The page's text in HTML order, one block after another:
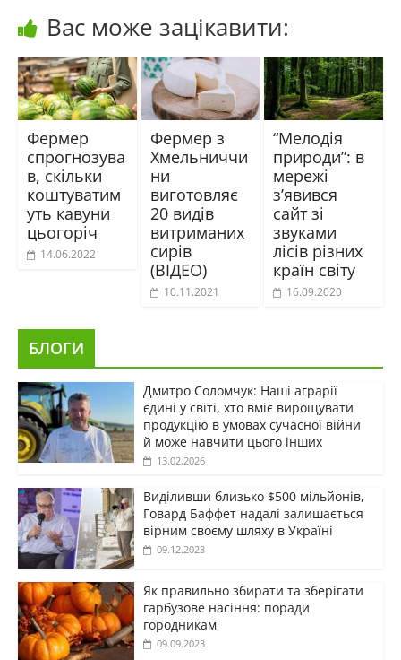
Вас може зацікавити:
Фермер
спрогнозува
в, скільки
коштуватим
уть кавуни
цьогоріч
14.06.2022
Фермер з
Хмельниччи
ни
виготовляє
20 видів
витриманих
сирів
(ВІДЕО)
10.11.2021
“Мелодія
природи”: в
мережі
з’явився
сайт зі
звуками
лісів різних
країн світу
16.09.2020
БЛОГИ
Дмитро Соломчук: Наші аграрії
єдині у світі, хто вміє вирощувати
продукцію в умовах сучасної війни
й може навчити цього інших
13.02.2026
Виділивши близько $500 мільйонів,
Говард Баффет надалі залишається
вірним своєму шляху в Україні
09.12.2023
Як правильно збирати та зберігати
гарбузове насіння: поради
городникам
09.09.2023